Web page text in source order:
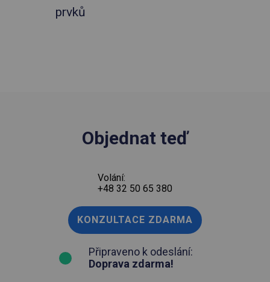
prvků
Objednat teď
Volání:
+48 32 50 65 380
KONZULTACE ZDARMA
Připraveno k odeslání:
Doprava zdarma!